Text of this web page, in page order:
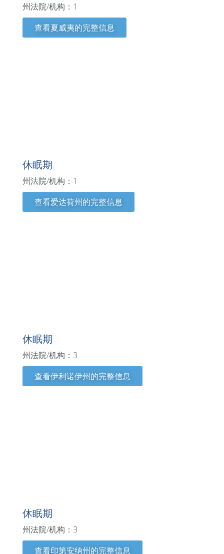
州法院/机构：1
查看夏威夷的完整信息
休眠期
州法院/机构：1
查看爱达荷州的完整信息
休眠期
州法院/机构：3
查看伊利诺伊州的完整信息
休眠期
州法院/机构：3
查看印第安纳州的完整信息